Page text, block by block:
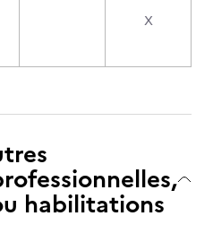
X
habilitations